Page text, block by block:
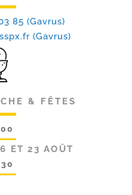
85 (Gavrus)
(Gavrus)
& FÊTES
ET 23 AOÛT